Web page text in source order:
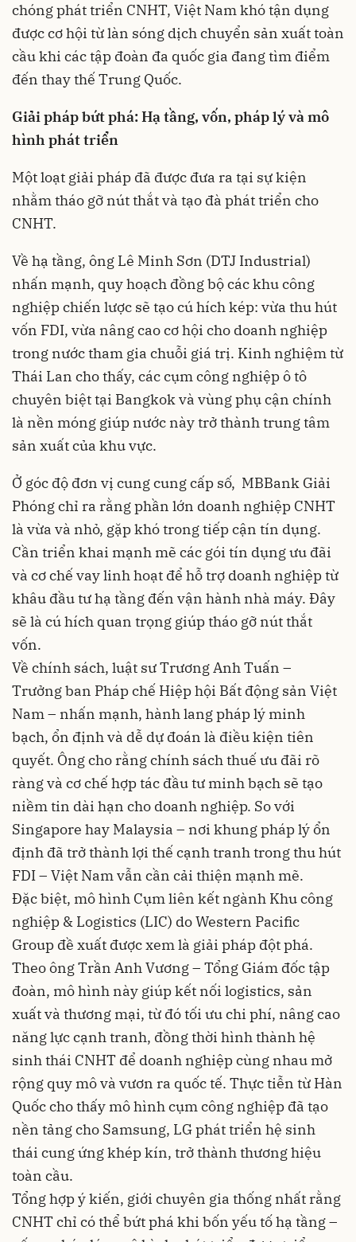
chóng phát triển CNHT, Việt Nam khó tận dụng
được cơ hội từ làn sóng dịch chuyển sản xuất toàn
cầu khi các tập đoàn đa quốc gia đang tìm điểm
đến thay thế Trung Quốc.
Giải pháp bứt phá: Hạ tầng, vốn, pháp lý và mô
hình phát triển
Một loạt giải pháp đã được đưa ra tại sự kiện
nhằm tháo gỡ nút thắt và tạo đà phát triển cho
CNHT.
Về hạ tầng, ông Lê Minh Sơn (DTJ Industrial)
nhấn mạnh, quy hoạch đồng bộ các khu công
nghiệp chiến lược sẽ tạo cú hích kép: vừa thu hút
vốn FDI, vừa nâng cao cơ hội cho doanh nghiệp
trong nước tham gia chuỗi giá trị. Kinh nghiệm từ
Thái Lan cho thấy, các cụm công nghiệp ô tô
chuyên biệt tại Bangkok và vùng phụ cận chính
là nền móng giúp nước này trở thành trung tâm
sản xuất của khu vực.
Ở góc độ đơn vị cung cung cấp số, MBBank Giải
Phóng chỉ ra rằng phần lớn doanh nghiệp CNHT
là vừa và nhỏ, gặp khó trong tiếp cận tín dụng.
Cần triển khai mạnh mẽ các gói tín dụng ưu đãi
và cơ chế vay linh hoạt để hỗ trợ doanh nghiệp từ
khâu đầu tư hạ tầng đến vận hành nhà máy. Đây
sẽ là cú hích quan trọng giúp tháo gỡ nút thắt
vốn.
Về chính sách, luật sư Trương Anh Tuấn –
Trưởng ban Pháp chế Hiệp hội Bất động sản Việt
Nam – nhấn mạnh, hành lang pháp lý minh
bạch, ổn định và dễ dự đoán là điều kiện tiên
quyết. Ông cho rằng chính sách thuế ưu đãi rõ
ràng và cơ chế hợp tác đầu tư minh bạch sẽ tạo
niềm tin dài hạn cho doanh nghiệp. So với
Singapore hay Malaysia – nơi khung pháp lý ổn
định đã trở thành lợi thế cạnh tranh trong thu hút
FDI – Việt Nam vẫn cần cải thiện mạnh mẽ.
Đặc biệt, mô hình Cụm liên kết ngành Khu công
nghiệp & Logistics (LIC) do Western Pacific
Group đề xuất được xem là giải pháp đột phá.
Theo ông Trần Anh Vương – Tổng Giám đốc tập
đoàn, mô hình này giúp kết nối logistics, sản
xuất và thương mại, từ đó tối ưu chi phí, nâng cao
năng lực cạnh tranh, đồng thời hình thành hệ
sinh thái CNHT để doanh nghiệp cùng nhau mở
rộng quy mô và vươn ra quốc tế. Thực tiễn từ Hàn
Quốc cho thấy mô hình cụm công nghiệp đã tạo
nền tảng cho Samsung, LG phát triển hệ sinh
thái cung ứng khép kín, trở thành thương hiệu
toàn cầu.
Tổng hợp ý kiến, giới chuyên gia thống nhất rằng
CNHT chỉ có thể bứt phá khi bốn yếu tố hạ tầng –